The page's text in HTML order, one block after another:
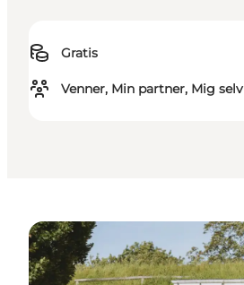
Gratis
Venner, Min partner, Mig selv